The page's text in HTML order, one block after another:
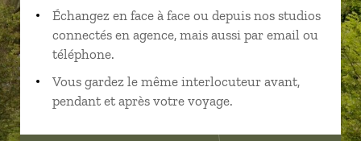
Échangez en face à face ou depuis nos studios
connectés en agence, mais aussi par email ou
téléphone.
Vous gardez le même interlocuteur avant,
pendant et après votre voyage.